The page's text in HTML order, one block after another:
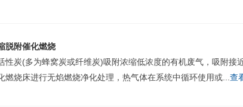
脱附催化燃烧
炭(多为蜂窝炭或纤维炭)吸附浓缩低浓度的有机废气，吸附接
燃烧床进行无焰燃烧净化处理，热气体在系统中循环使用或... 查